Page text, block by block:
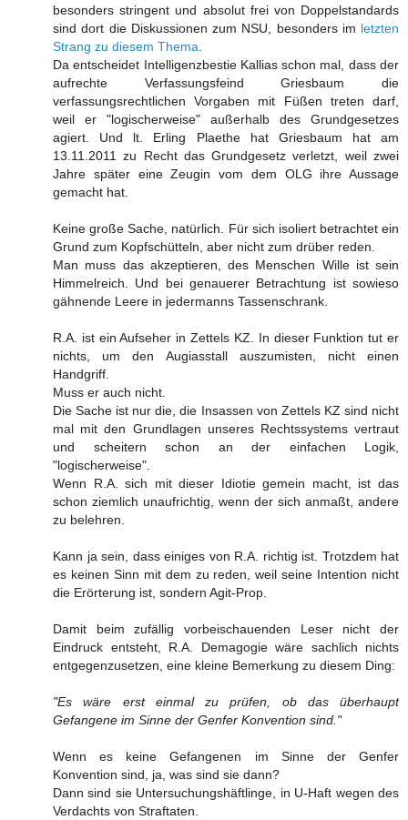
besonders stringent und absolut frei von Doppelstandards
sind dort die Diskussionen zum NSU, besonders im letzten
Strang zu diesem Thema
Da entscheidet Intelligenzbestie Kallias schon mal, dass der
aufrechte Verfassungsfeind Griesbaum die
verfassungsrechtlichen Vorgaben mit Füßen treten darf,
weil er "logischerweise" außerhalb des Grundgesetzes
agiert. Und lt. Erling Plaethe hat Griesbaum hat am
13.11.2011 zu Recht das Grundgesetz verletzt, weil zwei
Jahre später eine Zeugin vom dem OLG ihre Aussage
gemacht hat.
Keine große Sache, natürlich. Für sich isoliert betrachtet ein
Grund zum Kopfschütteln, aber nicht zum drüber reden.
Man muss das akzeptieren, des Menschen Wille ist sein
Himmelreich. Und bei genauerer Betrachtung ist sowieso
gähnende Leere in jedermanns Tassenschrank.
R.A. ist ein Aufseher in Zettels KZ. In dieser Funktion tut er
nichts, um den Augiasstall auszumisten, nicht einen
Handgriff.
Muss er auch nicht.
Die Sache ist nur die, die Insassen von Zettels KZ sind nicht
mal mit den Grundlagen unseres Rechtssystems vertraut
und scheitern schon an der einfachen Logik,
"logischerweise".
Wenn R.A. sich mit dieser Idiotie gemein macht, ist das
schon ziemlich unaufrichtig, wenn der sich anmaßt, andere
zu belehren.
Kann ja sein, dass einiges von R.A. richtig ist. Trotzdem hat
es keinen Sinn mit dem zu reden, weil seine Intention nicht
die Erörterung ist, sondern Agit-Prop.
Damit beim zufällig vorbeischauenden Leser nicht der
Eindruck entsteht, R.A. Demagogie wäre sachlich nichts
entgegenzusetzen, eine kleine Bemerkung zu diesem Ding:
"Es wäre erst einmal zu prüfen, ob das überhaupt
Gefangene im Sinne der Genfer Konvention sind."
Wenn es keine Gefangenen im Sinne der Genfer
Konvention sind, ja, was sind sie dann?
Dann sind sie Untersuchungshäftlinge, in U-Haft wegen des
Verdachts von Straftaten.